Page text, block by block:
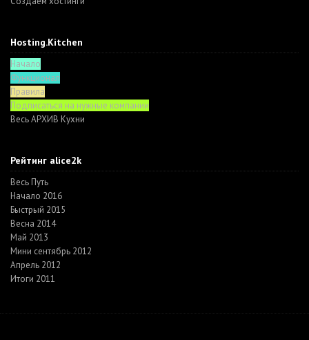
Hosting.Kitchen
Начало
Функционал
Правила
Подписаться на нужные компании
Весь АРХИВ Кухни
Рейтинг alice2k
Весь Путь
Начало 2016
Быстрый 2015
Весна 2014
Май 2013
Мини сентябрь 2012
Апрель 2012
Итоги 2011